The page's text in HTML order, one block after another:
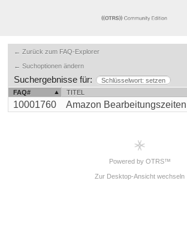
← Zurück zum FAQ-Explorer
← Suchoptionen ändern
Suchergebnisse für:
Schlüsselwort: setzen
FAQ#
TITEL
10001760 Amazon
Powered by OTRS™
Zur Desktop-Ansicht wechseln